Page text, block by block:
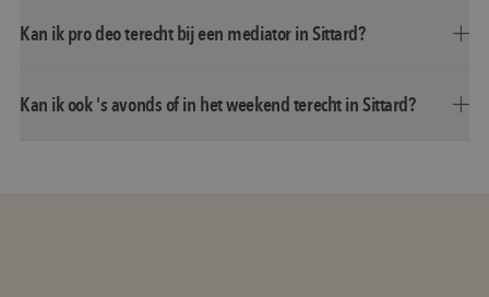
Kan ik pro deo terecht bij een mediator in Sittard?
Kan ik ook 's avonds of in het weekend terecht in Sittard?